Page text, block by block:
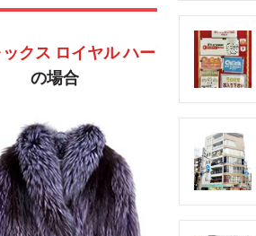
クス ロイヤル ハーフコート」
の場合